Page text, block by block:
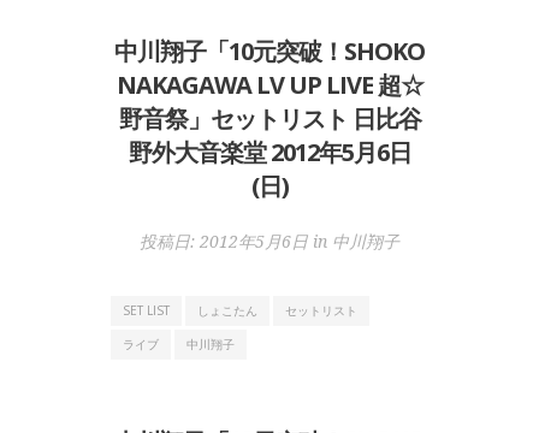
中川翔子「10元突破！SHOKO
NAKAGAWA LV UP LIVE 超☆
野音祭」セットリスト 日比谷
野外大音楽堂 2012年5月6日
(日)
投稿日: 2012年5月6日 in 中川翔子
SET LIST しょこたん
セットリスト
ライブ
中川翔子